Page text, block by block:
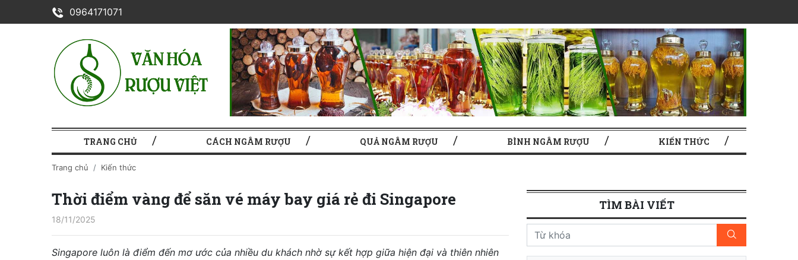
0964171071
TRANG CHỦ CÁCH NGÂM RƯỢU QUẢ NGÂM RƯỢU BÌNH NGÂM RƯỢU KIẾN THỨC
Trang chủ Kiến thức
Thời điểm vàng để săn vé máy bay giá rẻ đi Singapore
18/11/2025
Singapore luôn là điểm đến mơ ước của nhiều du khách nhờ sự kết hợp giữa hiện đại và thiên nhiên
TÌM BÀI VIẾT